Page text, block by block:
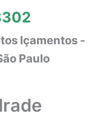
Içamentos -
Paulo